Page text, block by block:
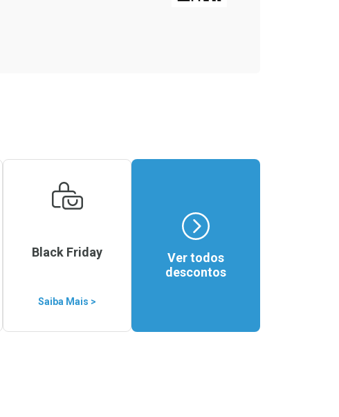
Black Friday
Saiba Mais >
Ver todos
descontos